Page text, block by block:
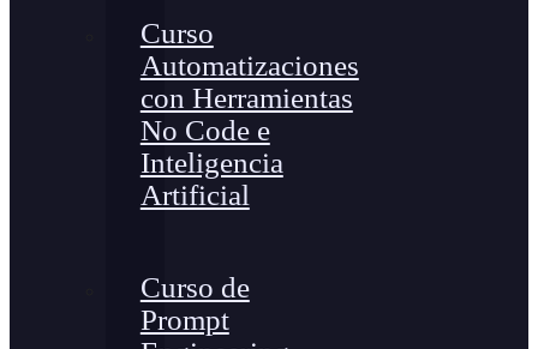
Curso
Automatizaciones
con Herramientas
No Code e
Inteligencia
Artificial
Curso de
Prompt